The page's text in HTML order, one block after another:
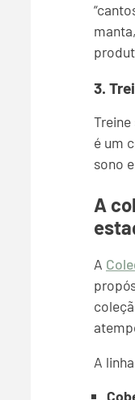
3.
Treine
é um
sono
A
A
A